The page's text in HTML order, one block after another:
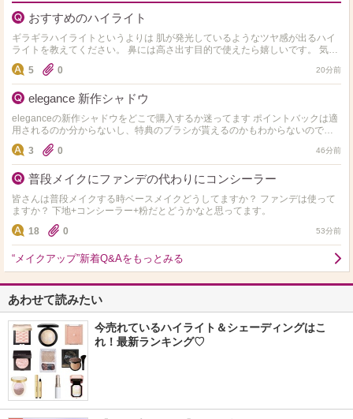
おすすめのハイライト
ギラギラハイライトというよりは 肌が発光しているようなツヤ感が出るハイ
ライトを教えてください。 鼻には高さ出す目的で使えたら嬉しいです。 気に
なってるのは以下の4つです。 ・Dior ディ…
5 0 20分前
elegance 新作シャドウ
eleganceの新作シャドウをどこで購入するか迷ってます ポイントバックは適
用されるのか分からないし、特典のブラシが貰えるのかもわからないのです
が詳しい方いらっしゃいますか？ なるべくお得に…
3 0 46分前
普段メイクにファンデの代わりにコンシーラー
皆さんは普段メイクする時ベースメイクどうしてますか？ ファンデは使って
ますか？ 下地+コンシーラー+粉だとどうかなと思ってます。
18
0 53分前
“メイクアップ”新着Q&Aをもっとみる
あわせて読みたい
今売れているハイライト＆シェーディングはこ
れ！最新ランキング♡